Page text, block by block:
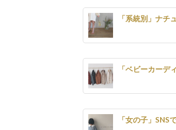
「系統別」ナ
「ベビーカー
「女の子」